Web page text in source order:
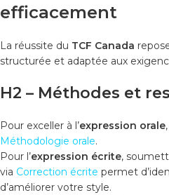
efficacement
La réussite du TCF Canada
structurée et adaptée aux
H2 – Méthodes et
Pour exceller à l’expression orale
Méthodologie orale.
Pour l’expression écrite,
via Correction écrite permet
d’améliorer votre style.